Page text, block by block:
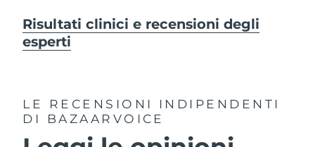
Risultati clinici e recensioni degli
esperti
LE RECENSIONI INDIPENDENTI
DI BAZAARVOICE